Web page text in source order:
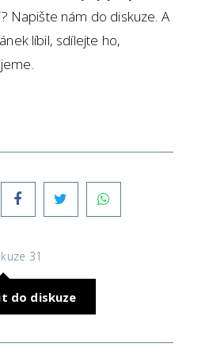
Napište nám do diskuze. A
líbil, sdílejte ho,
FacebookTwitter
31
do diskuze